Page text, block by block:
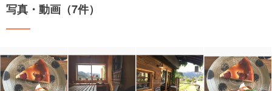
写真・動画（7件）